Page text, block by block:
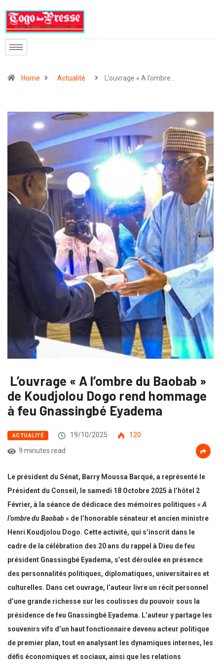
Home Actualité L’ouvrage « A l’ombre…
L’ouvrage « A l’ombre du Baobab »
de Koudjolou Dogo rend hommage
à feu Gnassingbé Eyadema
ACTUALITÉ 19/10/2025
120
9 minutes read
Le président du Sénat, Barry Moussa Barqué, a représenté le
Président du Conseil, le samedi 18 Octobre 2025 à l’hôtel 2
Février, à la séance de dédicace des mémoires politiques «A
l’ombre du Baobab» de l’honorable sénateur et ancien ministre
Henri Koudjolou Dogo. Cette activité, qui s’inscrit dans le
cadre de la célébration des 20 ans du rappel à Dieu de feu
président Gnassingbé Eyadema, s’est déroulée en présence
des personnalités politiques, diplomatiques, universitaires et
culturelles. Dans cet ouvrage, l’auteur livre un récit personnel
d’une grande richesse sur les coulisses du pouvoir sous la
présidence de feu Gnassingbé Eyadema. L’auteur y partage les
souvenirs vifs d’un haut fonctionnaire devenu acteur politique
de premier plan, tout en analysant les dynamiques internes, les
défis économiques et sociaux, ainsi que les relations